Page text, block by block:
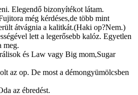
Elegendő bizonyítékot látam.
még kérdéses,de több mint
átvágnia a kalitkát.(Haki op?Nem.)
lett a legerősebb kalóz. Egyetlen
meg.
és Law vagy Big mom,Sugar
az op. De most a démongyümölcsben
az ébredést.